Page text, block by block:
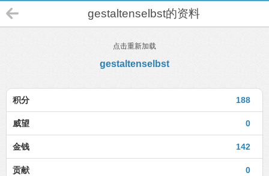
gestaltenselbst的资料
点击重新加载
gestaltenselbst
188
积分
0
威望
142
金钱
0
贡献